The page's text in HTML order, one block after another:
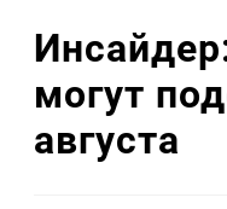
могут
августа